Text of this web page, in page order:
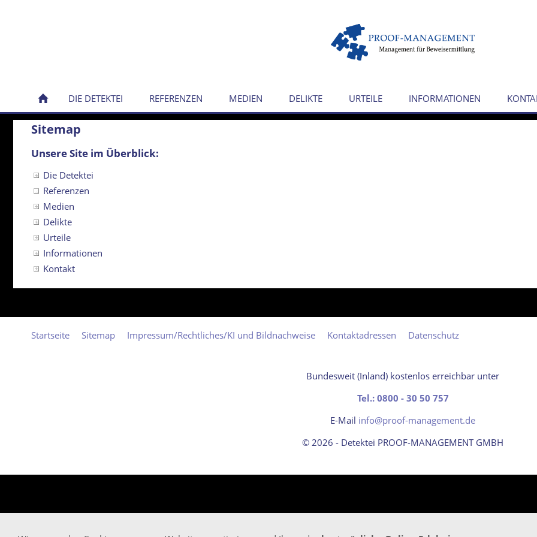
DIE DETEKTEI REFERENZEN MEDIEN DELIKTE URTEILE INFORMATIONEN
Sitemap
Unsere Site im Überblick:
Die Detektei
Referenzen
Medien
Delikte
Urteile
Informationen
Kontakt
Startseite Sitemap Impressum/Rechtliches/KI und Bildnachweise Kontaktadressen Datenschutz
Bundesweit (Inland) kostenlos erreichbar unter
Tel.: 0800 - 30 50 757
E-Mail info@proof-management.de
© 2026 - Detektei PROOF-MANAGEMENT GMBH